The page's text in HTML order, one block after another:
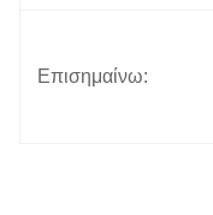
Επισημαίνω: